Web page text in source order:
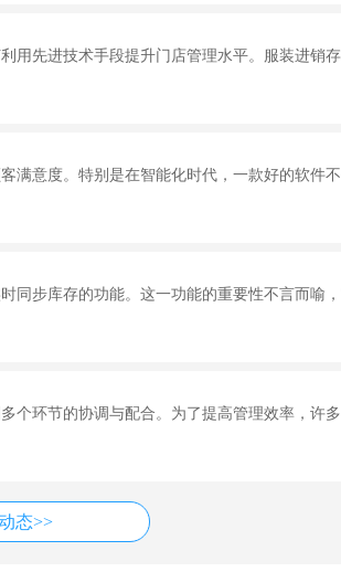
用先进技术手段提升门店管理水平。服装进销
满意度。特别是在智能化时代，一款好的软件
同步库存的功能。这一功能的重要性不言而喻
个环节的协调与配合。为了提高管理效率，许
态>>